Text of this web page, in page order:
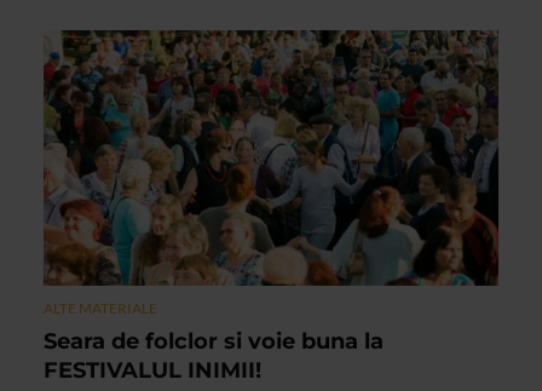
ALTE MATERIALE
Seara de folclor si voie buna la
FESTIVALUL INIMII!